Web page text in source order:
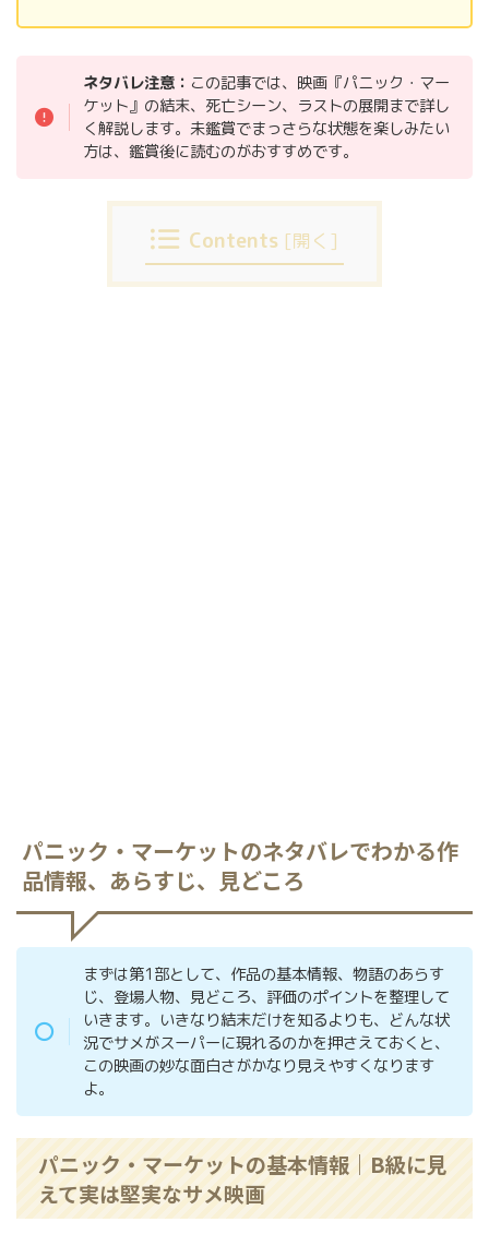
ネタバレ注意： この記事では、映画『パニック・マー
ケット』の結末、死亡シーン、ラストの展開まで詳し
く解説します。未鑑賞でまっさらな状態を楽しみたい
方は、鑑賞後に読むのがおすすめです。
Contents [開く ]
パニック・マーケットのネタバレでわかる作
品情報、あらすじ、見どころ
まずは第1部として、作品の基本情報、物語のあらす
じ、登場人物、見どころ、評価のポイントを整理して
いきます。いきなり結末だけを知るよりも、どんな状
況でサメがスーパーに現れるのかを押さえておくと、
この映画の妙な面白さがかなり見えやすくなります
よ。
パニック・マーケットの基本情報｜B級に見
えて実は堅実なサメ映画